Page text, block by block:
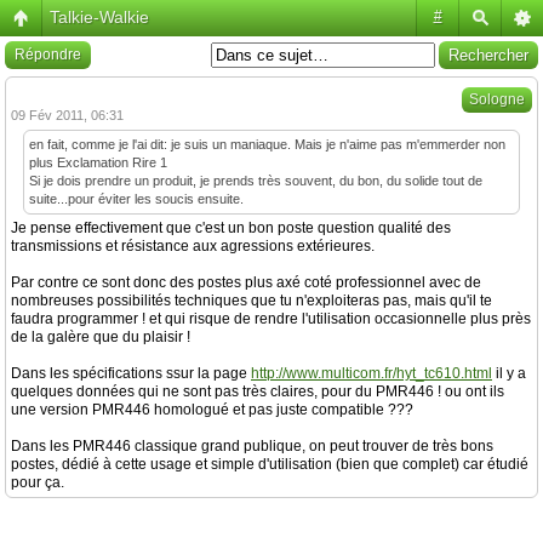
#
Talkie-Walkie
Répondre
Sologne
09 Fév 2011, 06:31
en fait, comme je l'ai dit: je suis un maniaque. Mais je n'aime pas m'emmerder non
plus Exclamation Rire 1
Si je dois prendre un produit, je prends très souvent, du bon, du solide tout de
suite...pour éviter les soucis ensuite.
Je pense effectivement que c'est un bon poste question qualité des
transmissions et résistance aux agressions extérieures.
Par contre ce sont donc des postes plus axé coté professionnel avec de
nombreuses possibilités techniques que tu n'exploiteras pas, mais qu'il te
faudra programmer ! et qui risque de rendre l'utilisation occasionnelle plus près
de la galère que du plaisir !
Dans les spécifications ssur la page http://www.multicom.fr/hyt_tc610.html il y a
quelques données qui ne sont pas très claires, pour du PMR446 ! ou ont ils
une version PMR446 homologué et pas juste compatible ???
Dans les PMR446 classique grand publique, on peut trouver de très bons
postes, dédié à cette usage et simple d'utilisation (bien que complet) car étudié
pour ça.